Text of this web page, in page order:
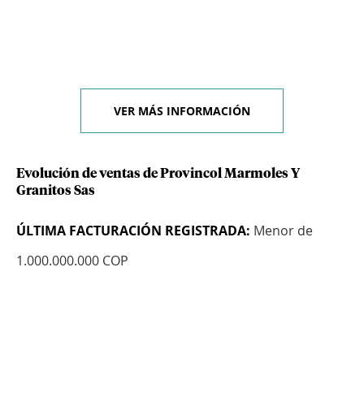
VER MÁS INFORMACIÓN
Evolución de ventas de Provincol Marmoles Y
Granitos Sas
ÚLTIMA FACTURACIÓN REGISTRADA: Menor de
1.000.000.000 COP